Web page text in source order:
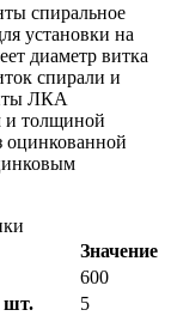
спиральное
установки на
диаметр витка
спирали и
ЛКА
и толщиной
оцинкованной
Значение
600
шт.
5